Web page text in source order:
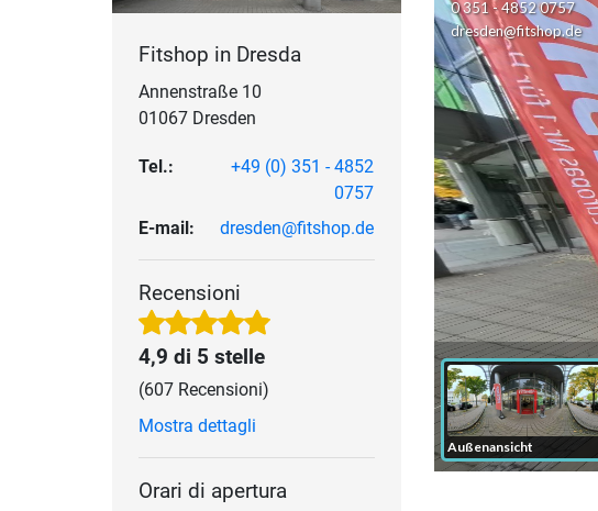
Fitshop in Dresda
Annenstraße 10
01067 Dresden
Tel.:
+49 (0) 351 - 4852
0757
E-mail:
dresden@fitshop.de
Recensioni
4,9 di 5 stelle
(607 Recensioni)
Mostra dettagli
Orari di apertura